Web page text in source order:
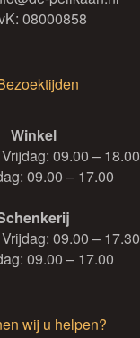
08000858
Winkel
09.00 – 18.00
09.00 – 17.00
09.00 – 17.30
09.00 – 17.00
wij u helpen?